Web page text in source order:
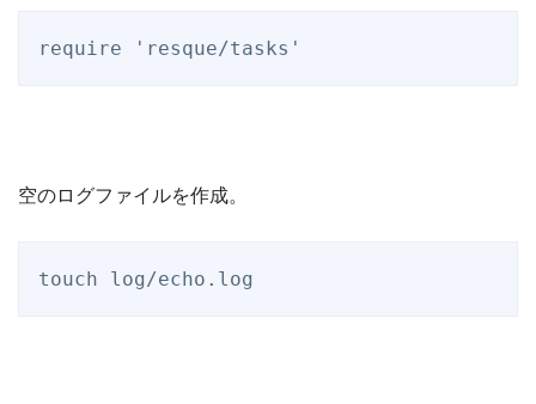
require ' resque/tasks '
空のログファイルを作成。